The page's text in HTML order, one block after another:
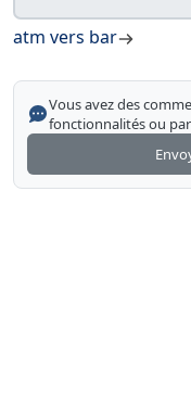
atm vers bar
Vous avez des
fonctionnalités ou